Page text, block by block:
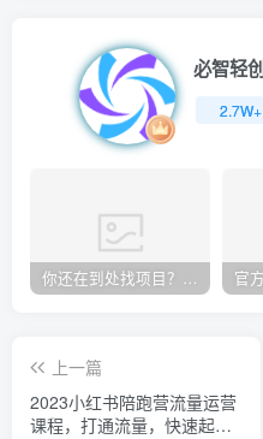
必智轻创
2.7W+
你还在到处找项目？还在当韭菜？我却靠卖项目一个月赚5万，曾经我也和你一样懵懂。
上一篇
2023小红书陪跑营流量运营
课程，打通流量，快速起号